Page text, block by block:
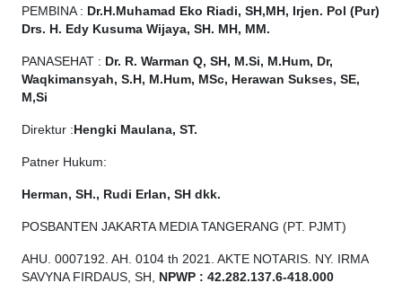
PEMBINA : Dr.H.Muhamad Eko Riadi, SH,MH, Irjen. Pol (Pur)
Drs. H. Edy Kusuma Wijaya, SH. MH, MM.
PANASEHAT : Dr. R. Warman Q, SH, M.Si, M.Hum, Dr,
Waqkimansyah, S.H, M.Hum, MSc, Herawan Sukses, SE,
M,Si
Direktur : Hengki Maulana, ST.
Patner Hukum:
Herman, SH., Rudi Erlan, SH dkk.
POSBANTEN JAKARTA MEDIA TANGERANG (PT. PJMT)
AHU. 0007192. AH. 0104 th 2021. AKTE NOTARIS. NY. IRMA
SAVYNA FIRDAUS, SH,
NPW P : 42.282.137.6-418.000